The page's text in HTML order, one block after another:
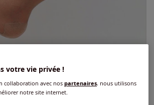
votre vie privée !
collaboration avec nospartenaires, nous utilisons
notre site internet.